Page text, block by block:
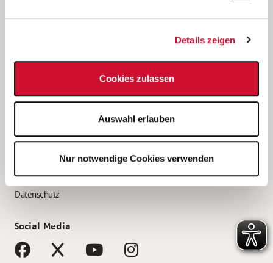
Details zeigen
Cookies zulassen
Auswahl erlauben
Nur notwendige Cookies verwenden
Bewerbung als Altenpflegehelfer*in
Bewerbung als Erzieher*in
AWO Gliederungen nach Bundesland
Impressum
Datenschutz
Social Media